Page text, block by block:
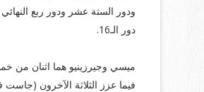
دور الـ16.
ميسي وجيرزينيو هما اثنان من
فيما عزز الثلاثة الآخرون